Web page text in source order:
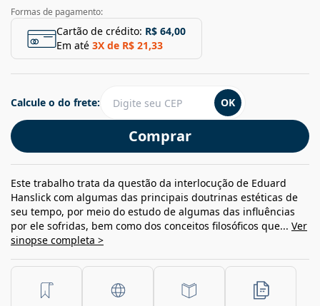
Formas de pagamento:
Cartão de crédito: R$ 64,00
Em até 3X de R$ 21,33
Comprar
Calcule o do frete: OK
Este trabalho trata da questão da interlocução de Eduard
Hanslick com algumas das principais doutrinas estéticas de
seu tempo, por meio do estudo de algumas das influências
por ele sofridas, bem como dos conceitos filosóficos que... Ver
sinopse completa >